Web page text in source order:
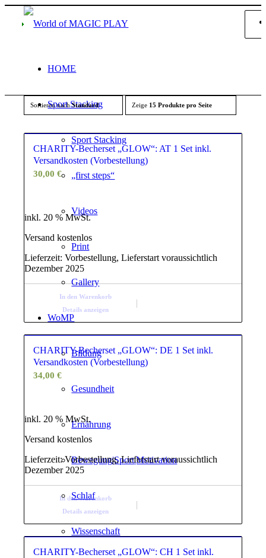
HOME
Sport Stacking
Sport Stacking
„first steps“
Videos
Print
Gallery
WoMP
Bildung
Gesundheit
Ernährung
Bewegung|Sport|Motivation
Schlaf
Wissenschaft
Sortieren nachStandard Zeige 15 Produkte pro Seite
CHARITY-Becherset „GLOW“: AT 1 Set inkl.
Versandkosten (Vorbestellung)
30,00€
inkl. 20 % MwSt.
Versand kostenlos
Lieferzeit:Vorbestellung, Lieferstart voraussichtlich
Dezember 2025
In den Warenkorb
Details anzeigen
CHARITY-Becherset „GLOW“: DE 1 Set inkl.
Versandkosten (Vorbestellung)
34,00€
inkl. 20 % MwSt.
Versand kostenlos
Lieferzeit:Vorbestellung, Lieferstart voraussichtlich
Dezember 2025
In den Warenkorb
Details anzeigen
CHARITY-Becherset „GLOW“: CH 1 Set inkl.